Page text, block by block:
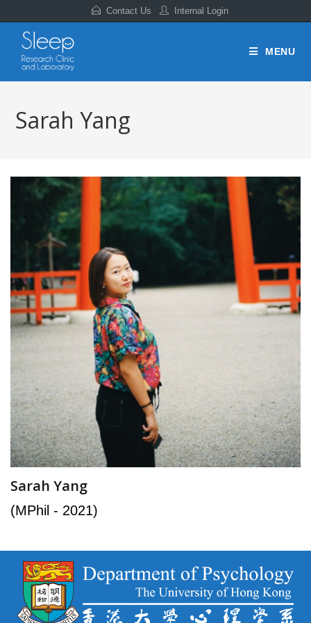
Contact Us Internal Login
MENU
Sarah Yang
Sarah Yang
(MPhil - 2021)